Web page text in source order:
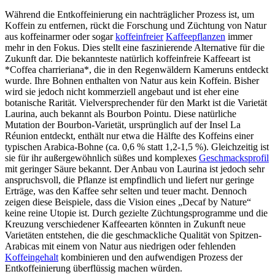
Während die Entkoffeinierung ein nachträglicher Prozess ist, um
Koffein zu entfernen, rückt die Forschung und Züchtung von Natur
aus koffeinarmer oder sogarkoffeinfreier Kaffeepflanzen immer
mehr in den Fokus. Dies stellt eine faszinierende Alternative für die
Zukunft dar. Die bekannteste natürlich koffeinfreie Kaffeeart ist
*Coffea charrieriana*, die in den Regenwäldern Kameruns entdeckt
wurde. Ihre Bohnen enthalten von Natur aus kein Koffein. Bisher
wird sie jedoch nicht kommerziell angebaut und ist eher eine
botanische Rarität. Vielversprechender für den Markt ist die Varietät
Laurina, auch bekannt als Bourbon Pointu. Diese natürliche
Mutation der Bourbon-Varietät, ursprünglich auf der Insel La
Réunion entdeckt, enthält nur etwa die Hälfte des Koffeins einer
typischen Arabica-Bohne (ca. 0,6 % statt 1,2-1,5 %). Gleichzeitig ist
sie für ihr außergewöhnlich süßes und komplexes Geschmacksprofil
mit geringer Säure bekannt. Der Anbau von Laurina ist jedoch sehr
anspruchsvoll, die Pflanze ist empfindlich und liefert nur geringe
Erträge, was den Kaffee sehr selten und teuer macht. Dennoch
zeigen diese Beispiele, dass die Vision eines „Decaf by Nature“
keine reine Utopie ist. Durch gezielte Züchtungsprogramme und die
Kreuzung verschiedener Kaffeearten könnten in Zukunft neue
Varietäten entstehen, die die geschmackliche Qualität von Spitzen-
Arabicas mit einem von Natur aus niedrigen oder fehlenden
Koffeingehalt kombinieren und den aufwendigen Prozess der
Entkoffeinierung überflüssig machen würden.